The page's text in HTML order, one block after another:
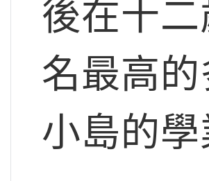
後在十
名最高
小島的